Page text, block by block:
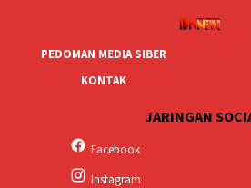
PEDOMAN MEDIA SIBER
KONTAK
JARINGAN
Facebook
Instagram